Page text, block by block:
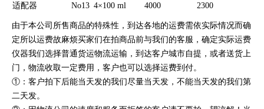
适配器
No13 4×100 ml 4000 2300
由于本公司所售商品的特殊性，到达各地的运费需依实际情况而确
定所以运费故麻烦买家们在拍商品前与我们的客服，确定实际运费
仪器我们选择普通货运物流运输，到达客户城市自提，或者送货上
门，物流收取一定费用，客户也可以选择运费到付。
①：客户拍下后能当天发的我们尽量当天发，不能当天发的我们第
二天发。